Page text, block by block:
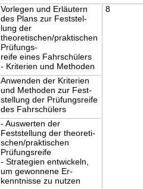
Vorlegen und Erläutern
des Plans zur Feststel-
lung der
theoretischen/praktischen
Prüfungs-
reife eines Fahrschülers
- Kriterien und Methoden
8
Anwenden der Kriterien
und Methoden zur Fest-
stellung der Prüfungsreife
des Fahrschülers
- Auswerten der
Feststellung der theoreti-
schen/praktischen
Prüfungsreife
- Strategien entwickeln,
um gewonnene Er-
kenntnisse zu nutzen